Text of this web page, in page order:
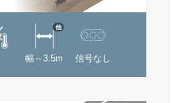
幅～3.5m
他
信号なし